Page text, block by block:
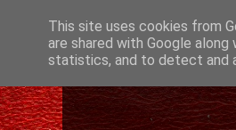
This site uses cookies from
are shared with Google
statistics, and to detect and